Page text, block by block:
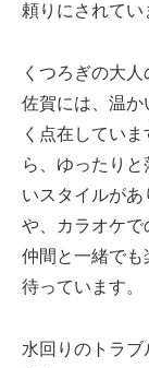
頼りにされてい
くつろぎの大人
佐賀には、温か
く点在してい
ら、ゆったり
いスタイルが
や、カラオケで
仲間と一緒でも
待っています。
水回りのトラブ